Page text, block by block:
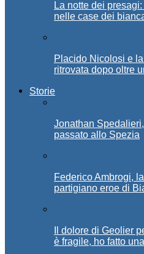
La notte dei
nelle case dei
Placido Nicolosi e
ritrovata dopo oltre
Storie
Jonathan
passato allo Spezia
Federico Ambrogi,
partigiano eroe di
Il dolore di Geolier
è fragile, ho fatto